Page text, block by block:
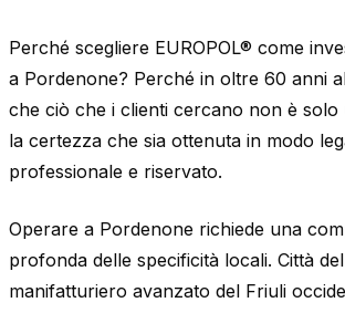
Perché scegliere EUROPOL® come
a Pordenone? Perché in oltre 60 anni
che ciò che i clienti cercano non è
la certezza che sia ottenuta in modo
professionale e riservato.
Operare a Pordenone richiede una
profonda delle specificità locali. Città
manifatturiero avanzato del Friuli